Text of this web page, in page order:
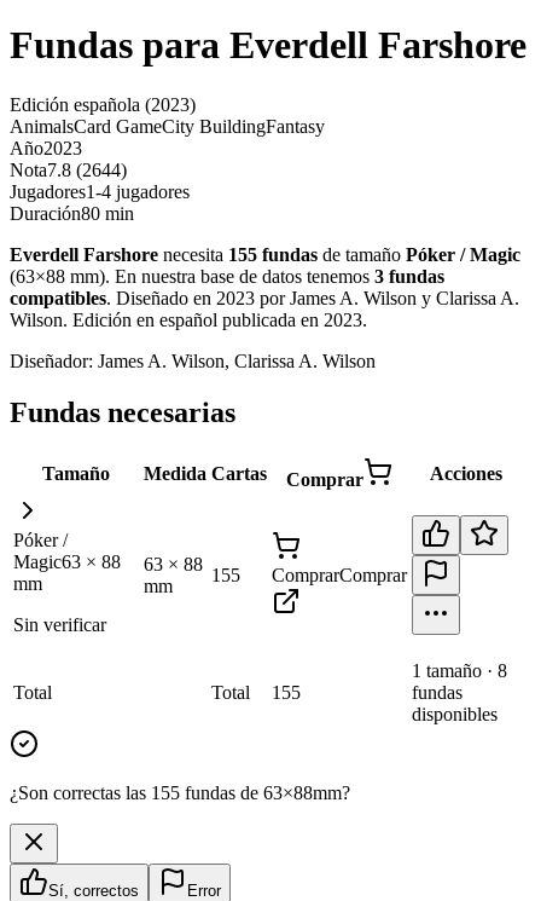
Fundas para Everdell Farshore
Edición española (2023)
AnimalsCard GameCity BuildingFantasy
Año2023
Nota7.8 (2644)
Jugadores1-4 jugadores
Duración80 min
Everdell Farshore necesita 155 fundas de tamaño Póker / Magic
(63×88 mm). En nuestra base de datos tenemos 3 fundas
compatibles. Diseñado en 2023 por James A. Wilson y Clarissa A.
Wilson. Edición en español publicada en 2023.
Diseñador: James A. Wilson, Clarissa A. Wilson
Fundas necesarias
Tamaño Medida Cartas Comprar Acciones
Póker /
Magic63 × 88
mm
Sin verificar
63 × 88
mm
155 ComprarComprar
Total Total 155
1 tamaño · 8
fundas
disponibles
¿Son correctas las 155 fundas de 63×88mm?
Sí, correctos Error